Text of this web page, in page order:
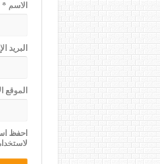
الاسم*
البريد
الموقع
احفظ